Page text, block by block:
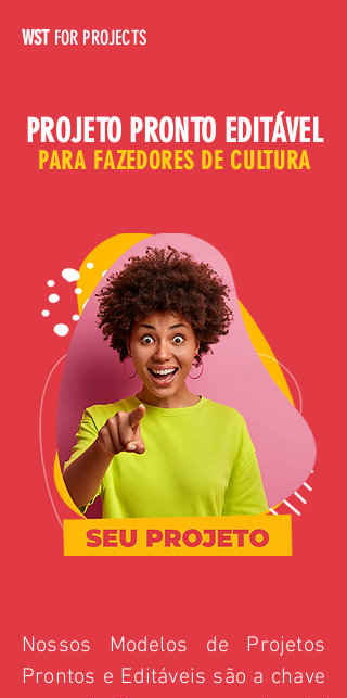
WST FOR PROJECTS
PROJETO PRONTO EDITÁVEL
PARA FAZEDORES DE CULTURA
Nossos Modelos de Projetos
Prontos e Editáveis são a chave